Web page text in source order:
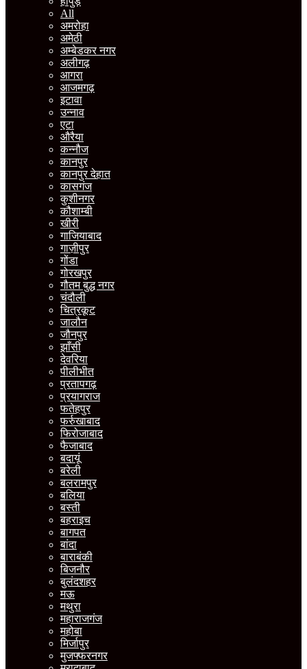
All
अमरोहा
अमेठी
अम्बेडकर नगर
अलीगढ़
आगरा
आजमगढ़
इटावा
उन्नाव
एटा
औरैया
कन्नौज
कानपुर
कानपुर देहात
कासगंज
कुशीनगर
कौशाम्बी
खीरी
गाजियाबाद
गाज़ीपुर
गोंडा
गोरखपुर
गौतम बुद्ध नगर
चंदौली
चित्रकूट
जालौन
जौनपुर
झाँसी
देवरिया
पीलीभीत
प्रतापगढ़
प्रयागराज
फतेहपुर
फर्रुखाबाद
फिरोजाबाद
फैजाबाद
बदायूं
बरेली
बलरामपुर
बलिया
बस्ती
बहराइच
बागपत
बांदा
बाराबंकी
बिजनौर
बुलंदशहर
मऊ
मथुरा
महाराजगंज
महोबा
मिर्जापुर
मुजफ्फरनगर